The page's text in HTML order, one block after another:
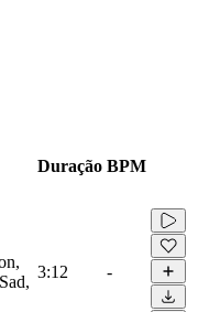
Duração BPM
3:12 -